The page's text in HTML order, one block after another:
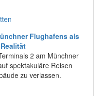
Flughafens als
2 am Münchner
spektakuläre Reisen
zu verlassen.